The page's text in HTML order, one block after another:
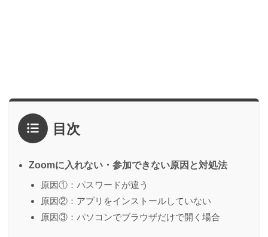
目次
Zoomに入れない・参加できない原因と対処法
原因①：パスワードが違う
原因②：アプリをインストールしていない
原因③：パソコンでブラウザだけで開く場合